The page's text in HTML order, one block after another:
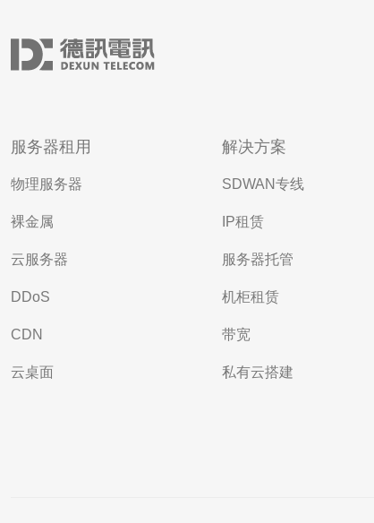
服务器租用
物理服务器
裸金属
云服务器
DDoS
CDN
云桌面
解决方案
SDWAN专线
IP租赁
服务器托管
机柜租赁
带宽
私有云搭建